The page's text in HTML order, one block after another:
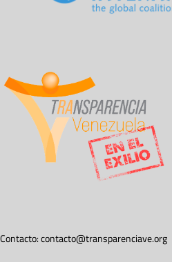
Contacto:contacto@transparenciave.org